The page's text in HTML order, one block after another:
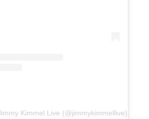
Kimmel Live (@jimmykimmellive)